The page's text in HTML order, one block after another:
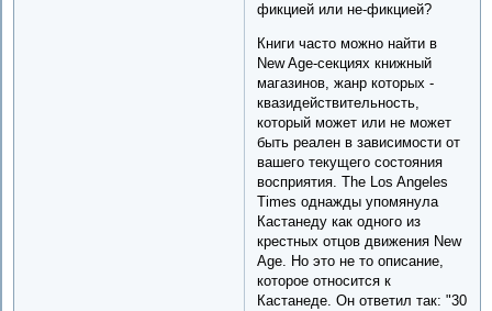
фикцией или не-фикцией?
Книги часто можно найти в
New Age-секциях книжный
магазинов, жанр которых -
квазидействительность,
который может или не может
быть реален в зависимости от
вашего текущего состояния
восприятия. The Los Angeles
Times однажды упомянула
Кастанеду как одного из
крестных отцов движения New
Age. Но это не то описание,
которое относится к
Кастанеде. Он ответил так: "30